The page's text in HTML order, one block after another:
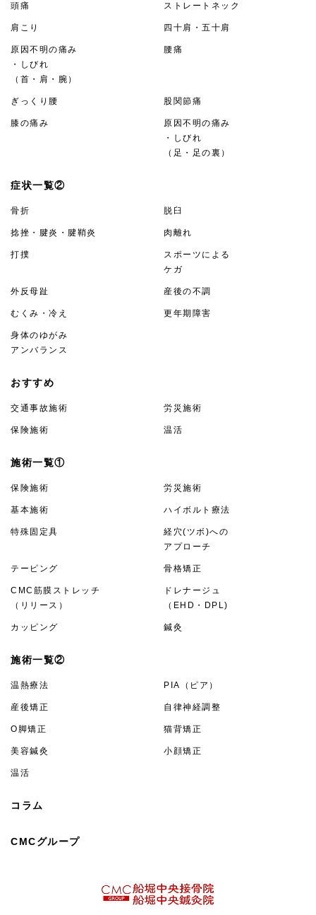
頭痛 ストレートネック
肩こり 四十肩・五十肩
原因不明の痛み
・しびれ
（首・肩・腕）
腰痛
ぎっくり腰 股関節痛
膝の痛み
原因不明の痛み
・しびれ
（足・足の裏）
症状一覧②
骨折 脱臼
捻挫・腱炎・腱鞘炎 肉離れ
打撲
スポーツによる
ケガ
外反母趾 産後の不調
むくみ・冷え 更年期障害
身体のゆがみ
アンバランス
おすすめ
交通事故施術 労災施術
保険施術 温活
施術一覧①
保険施術 労災施術
基本施術 ハイボルト療法
特殊固定具
経穴(ツボ)への
アプローチ
テーピング 骨格矯正
CMC筋膜ストレッチ
（リリース）
ドレナージュ
（EHD・DPL)
カッピング 鍼灸
施術一覧②
温熱療法 PIA（ピア）
産後矯正 自律神経調整
O脚矯正 猫背矯正
美容鍼灸 小顔矯正
温活
コラム
CMCグループ